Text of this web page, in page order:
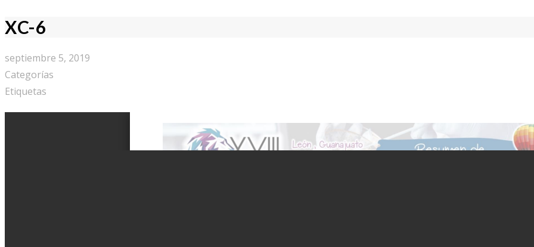
XC-6
septiembre 5, 2019
Categorías
Etiquetas